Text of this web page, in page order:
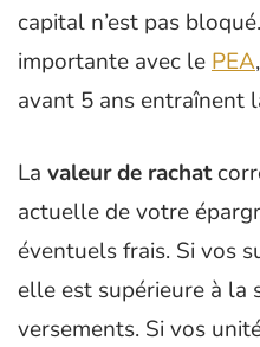
capital n’est pas
importante avec le PEA
avant 5 ans entraînent
La valeur de rachat
actuelle de votre
éventuels frais. Si vos
elle est supérieure à la
versements. Si vos